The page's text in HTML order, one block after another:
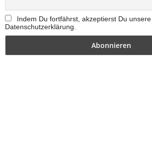
Indem Du fortfährst, akzeptierst Du unsere
Datenschutzerklärung.